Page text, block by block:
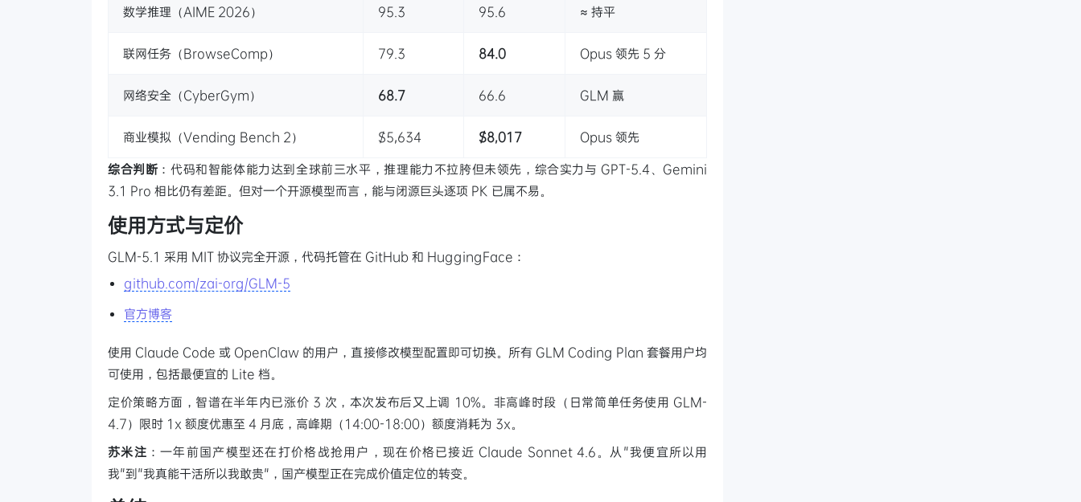
数学推理（AIME 2026） 95.3 95.6 ≈ 持平
联网任务（BrowseComp） 79.3 84.0 Opus 领先 5 分
网络安全（CyberGym） 68.7 66.6 GLM 赢
商业模拟（Vending Bench 2） $5,634 $8,017
Opus 领先
综合判断 ：代码和智能体能力达到全球前三水平，推理能力不拉胯但未领先，综合实力与 GPT-5.4、Gemini
3.1 Pro 相比仍有差距。但对一个开源模型而言，能与闭源巨头逐项 PK 已属不易。
使用方式与定价
GLM-5.1 采用 MIT 协议完全开源，代码托管在 GitHub 和 HuggingFace：
github.com/zai-org/GLM-5
官方博客
使用 Claude Code 或 OpenClaw 的用户，直接修改模型配置即可切换。所有 GLM Coding Plan 套餐用户均
可使用，包括最便宜的 Lite 档。
定价策略方面，智谱在半年内已涨价 3 次，本次发布后又上调 10%。非高峰时段（日常简单任务使用 GLM-
4.7）限时 1x 额度优惠至 4 月底，高峰期（14:00-18:00）额度消耗为 3x。
苏米注 ：一年前国产模型还在打价格战抢用户，现在价格已接近 Claude Sonnet 4.6。从"我便宜所以用
我"到"我真能干活所以我敢贵"，国产模型正在完成价值定位的转变。